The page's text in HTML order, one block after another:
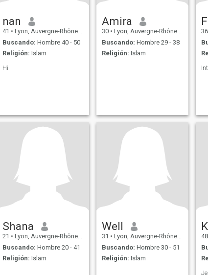
nan
41 • Lyon, Auvergne-Rhône-Alpes, Francia
Buscando: Hombre 40 - 50
Religión: Islam
Hi
Amira
30 • Lyon, Auvergne-Rhône-Alpes, Francia
Buscando: Hombre 29 - 38
Religión: Islam
36
Shana
21 • Lyon, Auvergne-Rhône-Alpes, Francia
Buscando: Hombre 20 - 41
Religión: Islam
Well
31 • Lyon, Auvergne-Rhône-Alpes, Francia
Buscando: Hombre 30 - 51
Religión: Islam
48